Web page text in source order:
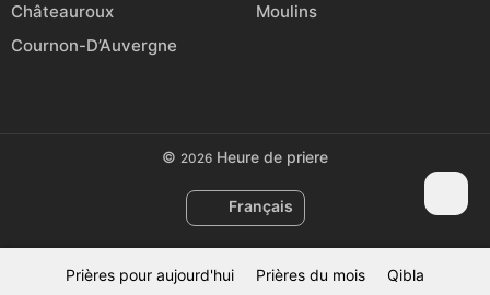
Prières pour aujourd'hui Prières du mois Qibla
Châteauroux
Moulins
Cournon-D’Auvergne
© 2026 Heure de priere
Français